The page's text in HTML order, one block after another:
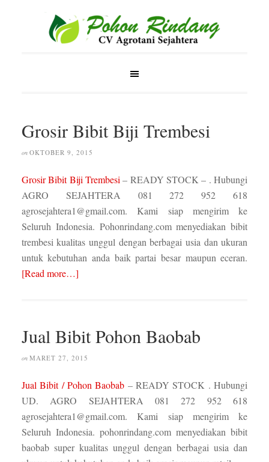
Grosir Bibit Biji Trembesi
on OKTOBER 9, 2015
Grosir Bibit Biji Trembesi– READY STOCK – . Hubungi
AGRO SEJAHTERA 081 272 952 618
agrosejahtera1@gmail.com. Kami siap mengirim ke
Seluruh Indonesia. Pohonrindang.com menyediakan bibit
trembesi kualitas unggul dengan berbagai usia dan ukuran
untuk kebutuhan anda baik partai besar maupun eceran.
[Read more…]
Jual Bibit Pohon Baobab
on MARET 27, 2015
Jual Bibit / Pohon Baobab – READY STOCK . Hubungi
UD. AGRO SEJAHTERA 081 272 952 618
agrosejahtera1@gmail.com. Kami siap mengirim ke
Seluruh Indonesia. pohonrindang.com menyediakan bibit
baobab super kualitas unggul dengan berbagai usia dan